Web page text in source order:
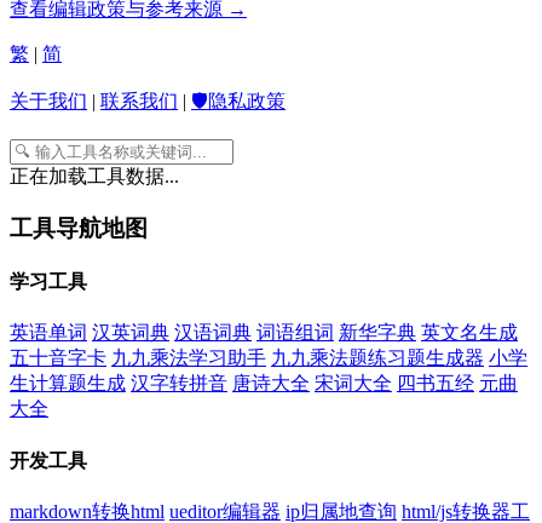
查看编辑政策与参考来源 →
繁 | 简
关于我们 | 联系我们 | 🛡️隐私政策
正在加载工具数据...
工具导航地图
学习工具
英语单词 汉英词典 汉语词典 词语组词 新华字典 英文名生成
五十音字卡 九九乘法学习助手 九九乘法题练习题生成器 小学
生计算题生成 汉字转拼音 唐诗大全 宋词大全 四书五经 元曲
大全
开发工具
markdown转换html ueditor编辑器 ip归属地查询 html/js转换器工